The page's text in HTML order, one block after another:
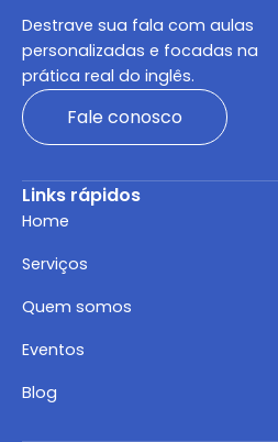
Destrave sua fala com aulas
personalizadas e focadas na
prática real do inglês.
Fale conosco
Links rápidos
Home
Serviços
Quem somos
Eventos
Blog